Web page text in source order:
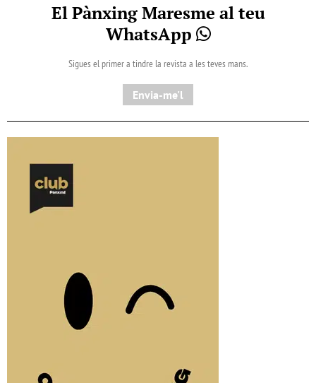
El Pànxing Maresme al teu
WhatsApp
Sigues el primer a tindre la revista a les teves mans.
Envia-me'l